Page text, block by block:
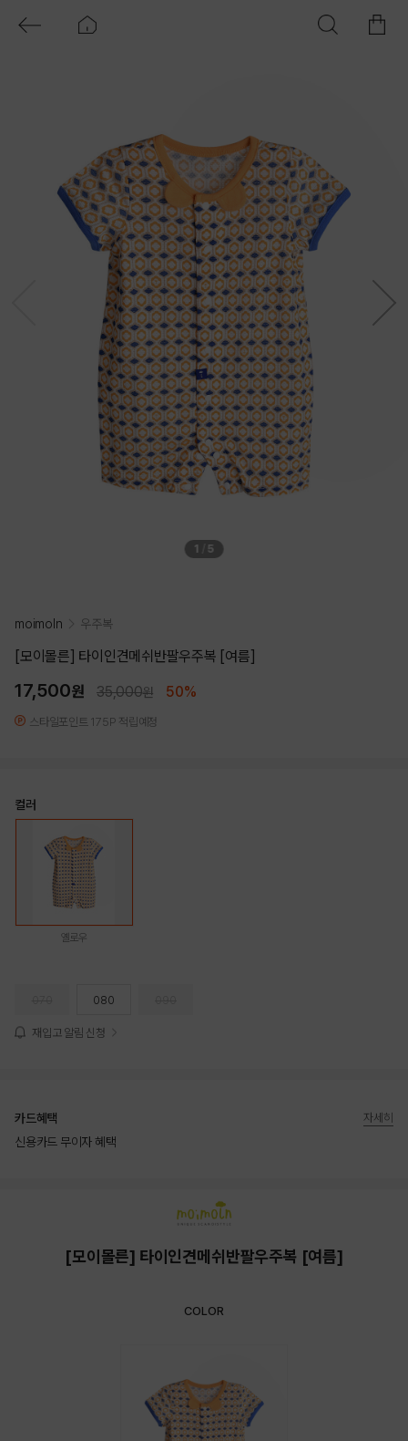
1 5
moimoln 우주복
[모이몰른] 타이인견메쉬반팔우주복 [여름]
17,500원 35,000원 50%
스타일포인트 175P 적립예정
컬러
옐로우
080
재입고 알림 신청
카드혜택
신용카드 무이자 혜택
자세히
[모이몰른] 타이인견메쉬반팔우주복 [여름]
COLOR